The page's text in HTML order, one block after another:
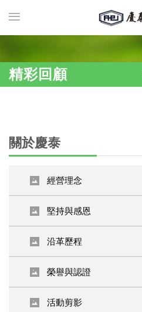
精彩回顧
關於慶泰
經營理念
堅持與感恩
沿革歷程
榮譽與認證
活動剪影